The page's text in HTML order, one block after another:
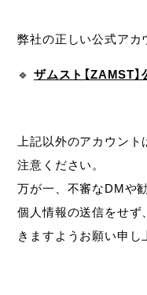
弊社の正しい公式アカ
🔹ザムスト【ZAMST】
上記以外のアカウン
注意ください。
万が一、不審なDMや
個人情報の送信をせず
きますようお願い申し